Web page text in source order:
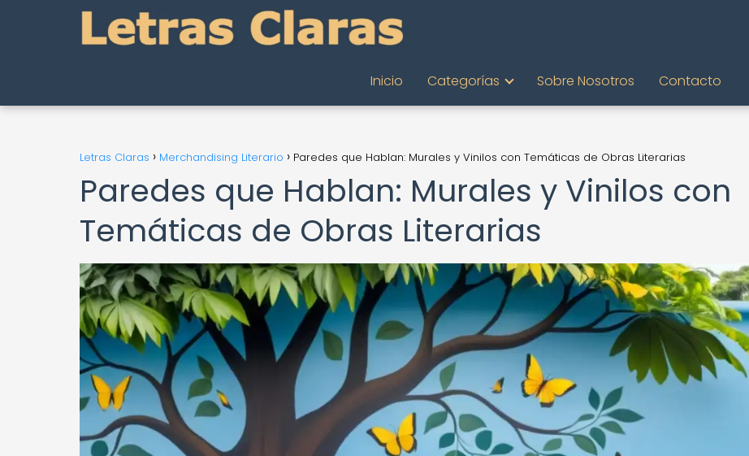
Inicio Categorías Sobre Nosotros Contacto
Letras Claras Merchandising Literario Paredes que Hablan: Murales y Vinilos con Temáticas de Obras Literarias
Paredes que Hablan: Murales y Vinilos con
Temáticas de Obras Literarias